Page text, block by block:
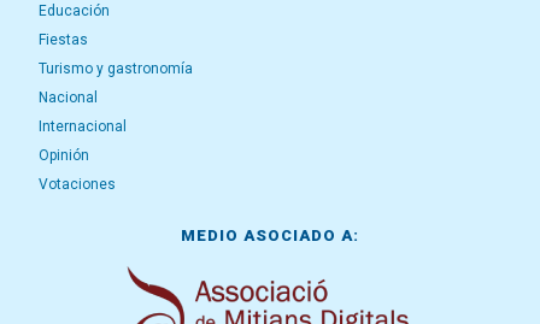
Educación
Fiestas
Turismo y gastronomía
Nacional
Internacional
Opinión
Votaciones
MEDIO ASOCIADO A: